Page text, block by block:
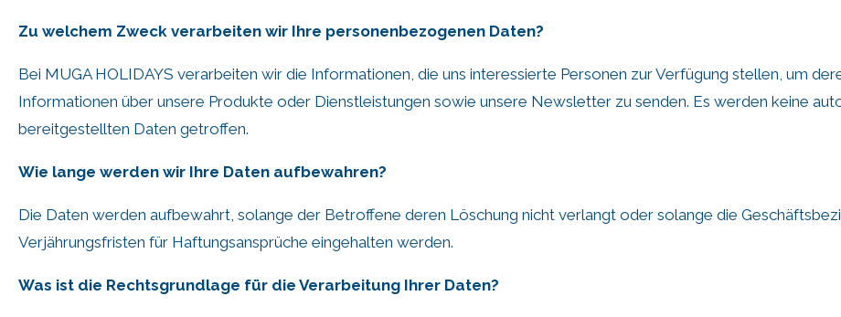
Zu welchem Zweck verarbeiten wir Ihre personenbezogenen Daten?
Bei MUGA HOLIDAYS verarbeiten wir die Informationen, die uns interessierte Personen zur Verfügung stellen, um
Informationen über unsere Produkte oder Dienstleistungen sowie unsere Newsletter zu senden. Es werden keine
bereitgestellten Daten getroffen.
Wie lange werden wir Ihre Daten aufbewahren?
Die Daten werden aufbewahrt, solange der Betroffene deren Löschung nicht verlangt oder solange die
Verjährungsfristen für Haftungsansprüche eingehalten werden.
Was ist die Rechtsgrundlage für die Verarbeitung Ihrer Daten?